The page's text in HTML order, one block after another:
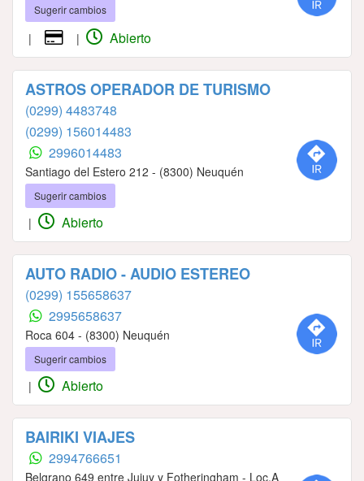
Sugerir cambios
| | Abierto
ASTROS OPERADOR DE TURISMO
(0299) 4483748
(0299) 156014483
2996014483
Santiago del Estero 212 - (8300) Neuquén
Sugerir cambios
| Abierto
AUTO RADIO - AUDIO ESTEREO
(0299) 155658637
2995658637
Roca 604 - (8300) Neuquén
Sugerir cambios
| Abierto
BAIRIKI VIAJES
2994766651
Belgrano 649 entre Jujuy y Fotheringham - Loc.A